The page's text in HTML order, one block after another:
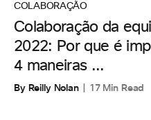
COLABORAÇÃO
Colaboração da
2022: Por que é
4 maneiras ...
By Reilly Nolan 17 Min Read